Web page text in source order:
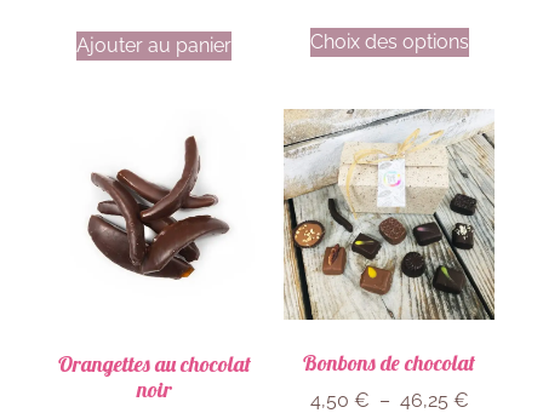
Ajouter au panier Choix des options
Orangettes au chocolat
noir
Bonbons de chocolat
4,50 € – 46,25 €